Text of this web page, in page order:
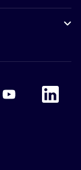
Accor Youtube
Accor